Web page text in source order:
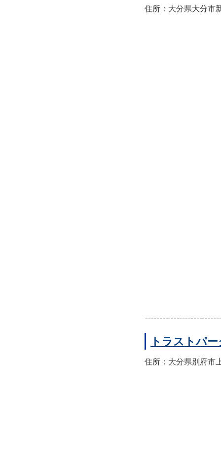
住所：大分県大分市
トラストパ
住所：大分県別府市